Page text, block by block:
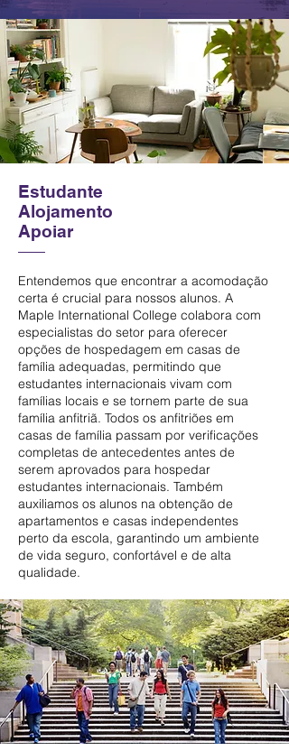
Estudante
Alojamento
Apoiar
Entendemos que encontrar a acomodação
certa é crucial para nossos alunos. A
Maple International College colabora com
especialistas do setor para oferecer
opções de hospedagem em casas de
família adequadas, permitindo que
estudantes internacionais vivam com
famílias locais e se tornem parte de sua
família anfitriã. Todos os anfitriões em
casas de família passam por verificações
completas de antecedentes antes de
serem aprovados para hospedar
estudantes internacionais. Também
auxiliamos os alunos na obtenção de
apartamentos e casas independentes
perto da escola, garantindo um ambiente
de vida seguro, confortável e de alta
qualidade.